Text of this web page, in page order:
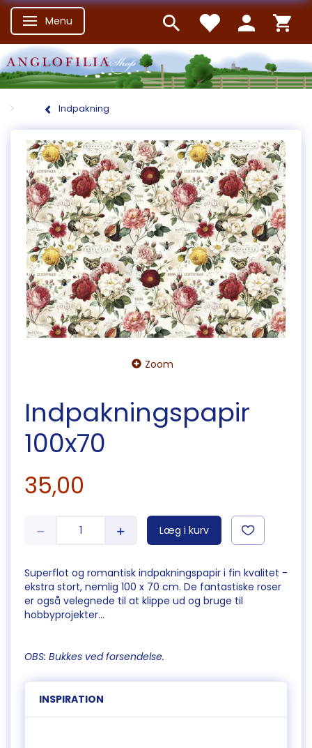
Skifte navigation
Menu
Indpakning
Zoom
Indpakningspapir
100x70
35,00
Læg i kurv
Superflot og romantisk indpakningspapir i fin kvalitet -
ekstra stort, nemlig 100 x 70 cm. De fantastiske roser
er også velegnede til at klippe ud og bruge til
hobbyprojekter...
OBS: Bukkes ved forsendelse.
INSPIRATION